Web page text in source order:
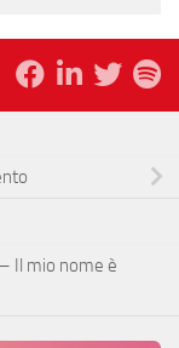
– Il mio nome è